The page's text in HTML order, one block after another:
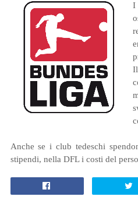
I
Anche se i club tedeschi
stipendi, nella DFL i costi del